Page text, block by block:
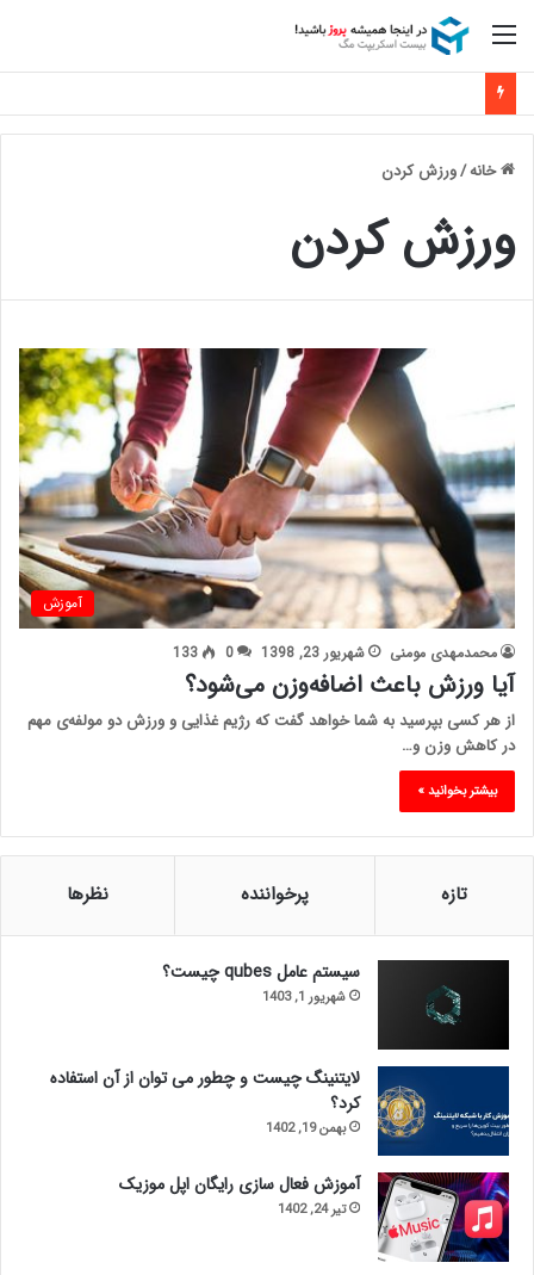
منو
خانه/ورزش کردن
ورزش کردن
آموزش
محمدمهدی مومنی شهریور 23, 1398 0
133
آیا ورزش باعث اضافه‌وزن می‌شود؟
از هر کسی بپرسید به شما خواهد گفت که رژیم غذایی و ورزش دو مولفه‌ی مهم
در کاهش وزن و…
بیشتر بخوانید »
تازه پرخواننده نظرها
سیستم عامل qubes چیست؟
شهریور 1, 1403
لایتنینگ چیست و چطور می توان از آن استفاده
کرد؟
بهمن 19, 1402
آموزش فعال سازی رایگان اپل موزیک
تیر 24, 1402